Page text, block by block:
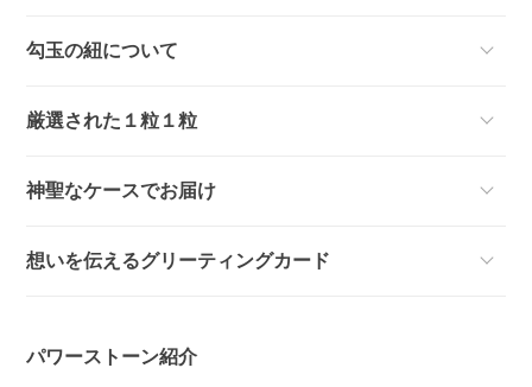
勾玉の紐について
厳選された１粒１粒
神聖なケースでお届け
想いを伝えるグリーティングカード
パワーストーン紹介